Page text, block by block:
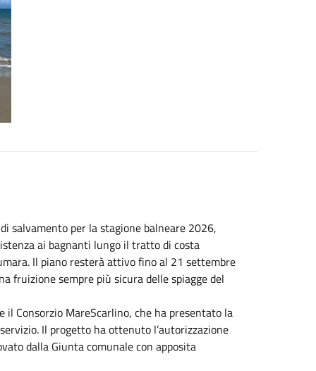
salvamento per la stagione balneare 2026,
ai bagnanti lungo il tratto di costa
Il piano resterà attivo fino al 21 settembre
fruizione sempre più sicura delle spiagge del
il Consorzio MareScarlino, che ha presentato la
Il progetto ha ottenuto l’autorizzazione
dalla Giunta comunale con apposita